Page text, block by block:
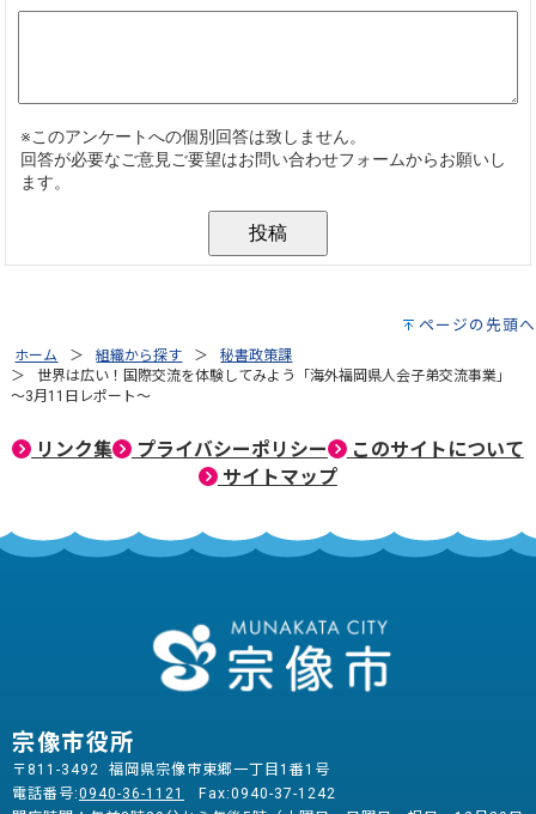
ページの先頭へ
ホーム 組織から探す
秘書政策課
世界は広い！国際交流を体験してみよう「海外福岡県人会子弟交流事業」
～3月11日レポート～
リンク集 プライバシーポリシー
このサイトについて
サイトマップ
宗像市役所
〒811-3492 福岡県宗像市東郷一丁目1番1号
電話番号:0940-36-1121
Fax:0940-37-1242